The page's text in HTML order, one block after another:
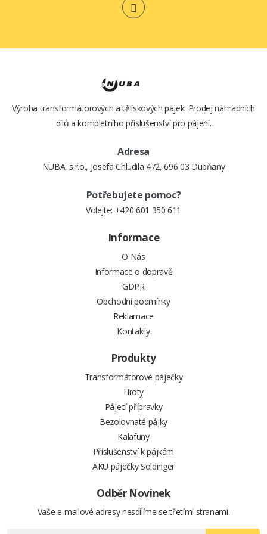
870,- Kč
Výroba transformátorových a tělískových pájek. Prodej náhradních
dílů a kompletního příslušenství pro pájení.
Adresa
NUBA, s.r.o., Josefa Chludila 472, 696 03 Dubňany
Potřebujete pomoc?
Volejte: +420 601 350 611
Informace
O Nás
Informace o dopravě
GDPR
Obchodní podmínky
Reklamace
Kontakty
Produkty
Transformátorové páječky
Hroty
Pájecí přípravky
Bezolovnaté pájky
Kalafuny
Příslušenství k pájkám
AKU páječky Soldinger
Odběr Novinek
Vaše e-mailové adresy nesdílíme se třetími stranami.